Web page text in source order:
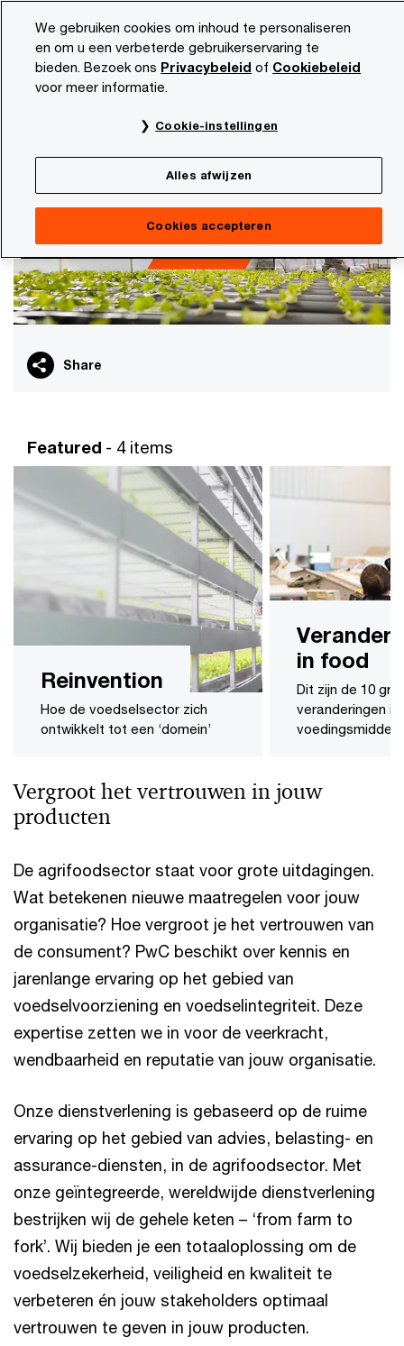
content
footer
PwC NL Marktsectoren AgriFood
Houvast in onzekere tijden
Share
Featured - 4 items
Reinvention
Hoe de voedselsector zich
ontwikkelt tot een ‘domein’
in food
Dit zijn de 10
veranderingen in
Vergroot het vertrouwen in jouw
producten
De agrifoodsector staat voor grote uitdagingen.
Wat betekenen nieuwe maatregelen voor jouw
organisatie? Hoe vergroot je het vertrouwen van
de consument? PwC beschikt over kennis en
jarenlange ervaring op het gebied van
voedselvoorziening en voedselintegriteit. Deze
expertise zetten we in voor de veerkracht,
wendbaarheid en reputatie van jouw organisatie.
Onze dienstverlening is gebaseerd op de ruime
ervaring op het gebied van advies, belasting- en
assurance-diensten, in de agrifoodsector. Met
onze geïntegreerde, wereldwijde dienstverlening
bestrijken wij de gehele keten – ‘from farm to
fork’. Wij bieden je een totaaloplossing om de
voedselzekerheid, veiligheid en kwaliteit te
verbeteren én jouw stakeholders optimaal
vertrouwen te geven in jouw producten.
We gebruiken cookies om inhoud te personaliseren
en om u een verbeterde gebruikerservaring te
bieden. Bezoek ons Privacybeleid of Cookiebeleid
voor meer informatie.
Cookie-instellingen
Alles afwijzen
Cookies accepteren